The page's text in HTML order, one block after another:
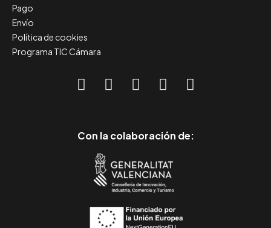
Pago
Envío
Política de cookies
Programa TIC Cámara
Con la colaboración de: